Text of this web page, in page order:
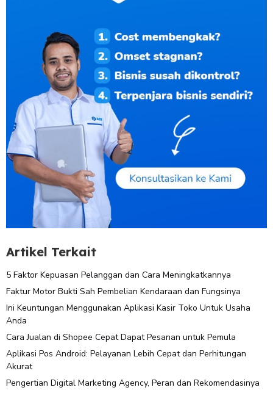
Artikel Terkait
5 Faktor Kepuasan Pelanggan dan Cara Meningkatkannya
Faktur Motor Bukti Sah Pembelian Kendaraan dan Fungsinya
Ini Keuntungan Menggunakan Aplikasi Kasir Toko Untuk Usaha
Anda
Cara Jualan di Shopee Cepat Dapat Pesanan untuk Pemula
Aplikasi Pos Android: Pelayanan Lebih Cepat dan Perhitungan
Akurat
Pengertian Digital Marketing Agency, Peran dan Rekomendasinya